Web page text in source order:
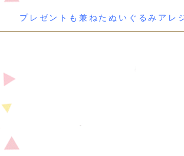
プレゼントも兼ねたぬいぐるみアレ